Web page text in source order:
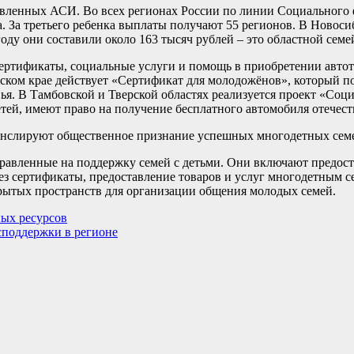
АСИ. Во всех регионах России по линии
третьего ребенка выплаты получают 55 регионов. В
они составили около 163 тысяч рублей – это областной
социальные услуги и помощь в приобретении
крае действует «Сертификат для молодожёнов», который
В Тамбовской и Тверской областях реализуется проект
имеют право на получение бесплатного автомобиля
общественное признание успешных многодетных
на поддержку семей с детьми. Они включают
сертификаты, предоставление товаров и услуг многодетным
пространств для организации общения молодых семей.
ресурсов
в регионе